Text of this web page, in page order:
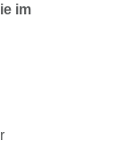
im